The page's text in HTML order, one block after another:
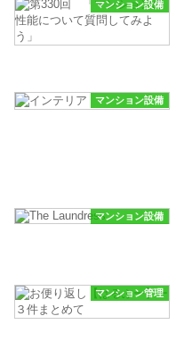
マンション設備
マンション設備
マンション設備
マンション管理